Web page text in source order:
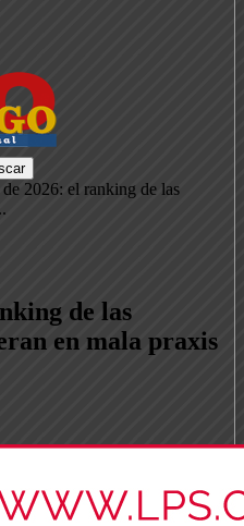
2026: el ranking de las
de las
en mala praxis